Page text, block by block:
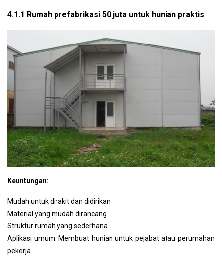
4.1.1 Rumah prefabrikasi 50 juta untuk hunian praktis
Keuntungan:
Mudah untuk dirakit dan didirikan
Material yang mudah dirancang
Struktur rumah yang sederhana
Aplikasi umum: Membuat hunian untuk pejabat atau perumahan
pekerja.